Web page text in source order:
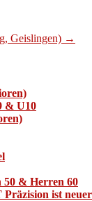
Geislingen) →
& U10
50 & Herren 60
ist